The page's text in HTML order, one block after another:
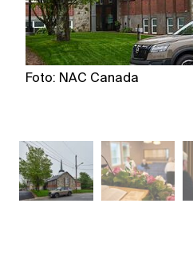
Foto: NAC Canada